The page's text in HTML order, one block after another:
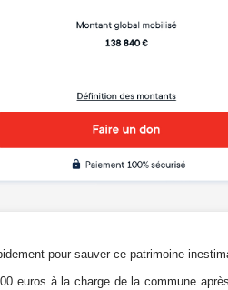
pour sauver ce patrimoine
euros à la charge de la commune